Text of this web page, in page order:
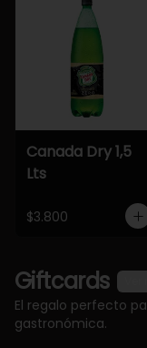
Canada Dry 1,5
Lts
$3.800
Giftcards
El regalo perfecto
gastronómica.